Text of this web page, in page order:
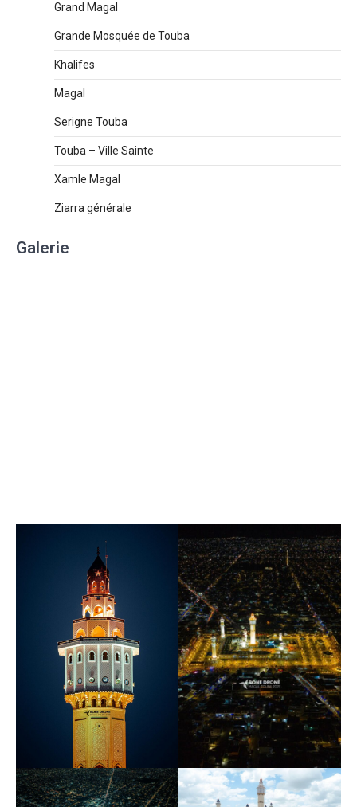
Grand Magal
Grande Mosquée de Touba
Khalifes
Magal
Serigne Touba
Touba – Ville Sainte
Xamle Magal
Ziarra générale
Galerie